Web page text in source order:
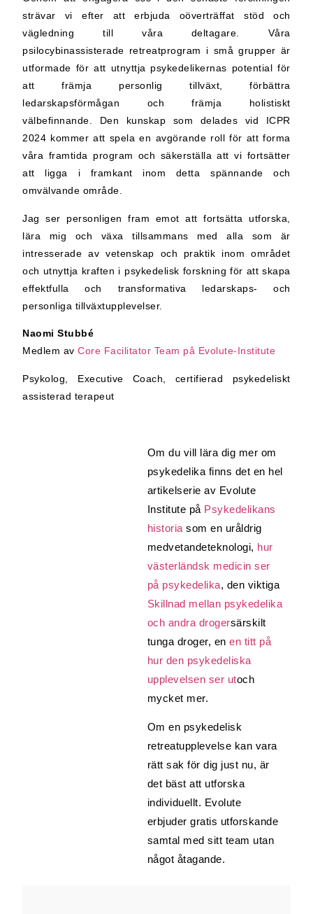
strävar vi efter att erbjuda oöverträffat stöd och
vägledning till våra deltagare. Våra
psilocybinassisterade retreatprogram i små grupper är
utformade för att utnyttja psykedelikernas potential för
att främja personlig tillväxt, förbättra
ledarskapsförmågan och främja holistiskt
välbefinnande. Den kunskap som delades vid ICPR
2024 kommer att spela en avgörande roll för att forma
våra framtida program och säkerställa att vi fortsätter
att ligga i framkant inom detta spännande och
omvälvande område.
Jag ser personligen fram emot att fortsätta utforska,
lära mig och växa tillsammans med alla som är
intresserade av vetenskap och praktik inom området
och utnyttja kraften i psykedelisk forskning för att skapa
effektfulla och transformativa ledarskaps- och
personliga tillväxtupplevelser.
Naomi Stubbé
Medlem avCore Facilitator Team på Evolute-Institute
Psykolog, Executive Coach, certifierad psykedeliskt
assisterad terapeut
Om du vill lära dig mer om
psykedelika finns det en hel
artikelserie av Evolute
Institute på Psykedelikans
historia som en uråldrig
medvetandeteknologi, hur
västerländsk medicin ser
på psykedelika, den viktiga
Skillnad mellan psykedelika
och andra drogersärskilt
tunga droger, enen titt på
hur den psykedeliska
upplevelsen ser utoch
mycket mer.
Om en psykedelisk
retreatupplevelse kan vara
rätt sak för dig just nu, är
det bäst att utforska
individuellt. Evolute
erbjuder gratis utforskande
samtal med sitt team utan
något åtagande.